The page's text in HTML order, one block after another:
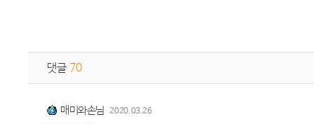
댓글 70
매미와손님 2020.03.26